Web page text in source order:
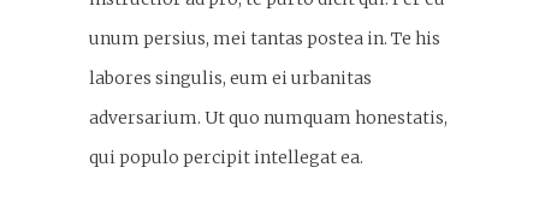
unum persius, mei tantas postea in. Te his
labores singulis, eum ei urbanitas
adversarium. Ut quo numquam honestatis,
qui populo percipit intellegat ea.